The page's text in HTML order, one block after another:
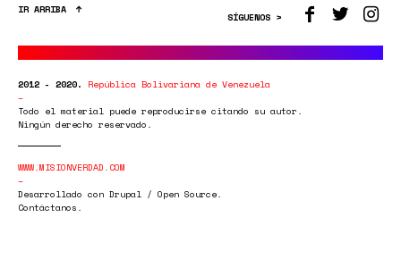
IR ARRIBA
SÍGUENOS >
2012 - 2020. República Bolivariana de Venezuela
Todo el material puede reproducirse citando su autor.
Ningún derecho reservado.
WWW.MISIONVERDAD.COM
Desarrollado con Drupal / Open Source.
Contáctanos.